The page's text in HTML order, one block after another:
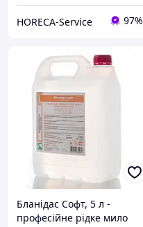
HORECA-Service 97%
Бланідас Софт, 5 л -
професійне рідке мило